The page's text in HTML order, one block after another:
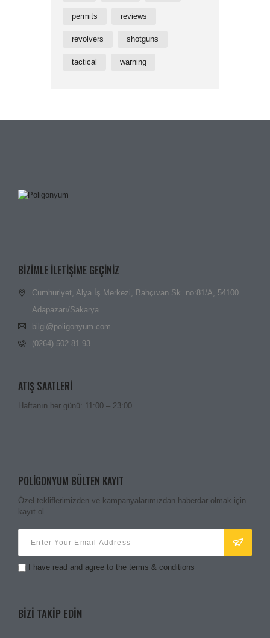
permits reviews
revolvers shotguns
tactical warning
BIZIMLE ILETIŞIME GEÇINIZ
Cumhuriyet, Alya İş Merkezi, Bahçıvan Sk. no:81/A, 54100
Adapazarı/Sakarya
bilgi@poligonyum.com
(0264) 502 81 93
ATIŞ SAATLERI
Haftanın her günü: 11:00 – 23:00.
POLIGONYUM BÜLTEN KAYIT
Özel tekliflerimizden ve kampanyalarımızdan haberdar olmak için
kayıt ol.
I have read and agree to the terms & conditions
BIZI TAKIP EDIN